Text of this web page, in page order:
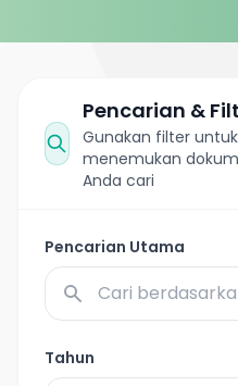
Pencarian &
Gunakan filter untuk
menemukan
Anda cari
Pencarian Utama
Tahun